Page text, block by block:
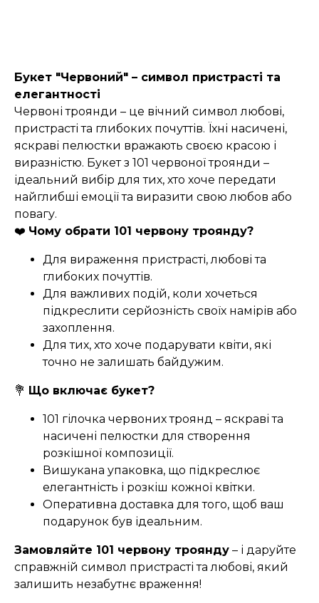
Букет "Червоний" – символ пристрасті та
елегантності
Червоні троянди – це вічний символ любові,
пристрасті та глибоких почуттів. Їхні насичені,
яскраві пелюстки вражають своєю красою і
виразністю. Букет з 101 червоної троянди –
ідеальний вибір для тих, хто хоче передати
найглибші емоції та виразити свою любов або
повагу.
❤️ Чому обрати 101 червону троянду?
Для вираження пристрасті, любові та
глибоких почуттів.
Для важливих подій, коли хочеться
підкреслити серйозність своїх намірів або
захоплення.
Для тих, хто хоче подарувати квіти, які
точно не залишать байдужим.
💐 Що включає букет?
101 гілочка червоних троянд – яскраві та
насичені пелюстки для створення
розкішної композиції.
Вишукана упаковка, що підкреслює
елегантність і розкіш кожної квітки.
Оперативна доставка для того, щоб ваш
подарунок був ідеальним.
Замовляйте 101 червону троянду – і даруйте
справжній символ пристрасті та любові, який
залишить незабутнє враження!